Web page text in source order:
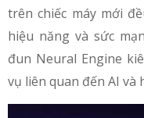
trên chiếc máy mới
hiệu năng và sức
đun Neural Engine
vụ liên quan đến AI và